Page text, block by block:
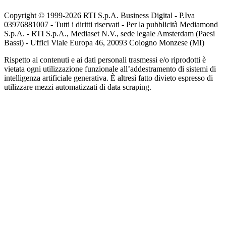
Copyright © 1999-2026 RTI S.p.A. Business Digital - P.Iva
03976881007 - Tutti i diritti riservati - Per la pubblicità Mediamond
S.p.A. - RTI S.p.A., Mediaset N.V., sede legale Amsterdam (Paesi
Bassi) - Uffici Viale Europa 46, 20093 Cologno Monzese (MI)
Rispetto ai contenuti e ai dati personali trasmessi e/o riprodotti è
vietata ogni utilizzazione funzionale all’addestramento di sistemi di
intelligenza artificiale generativa. È altresì fatto divieto espresso di
utilizzare mezzi automatizzati di data scraping.